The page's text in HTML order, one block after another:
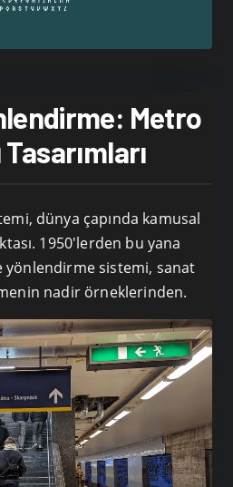
Metro
dünya çapında kamusal
1950'lerden bu yana
sistemi, sanat
nadir örneklerinden.